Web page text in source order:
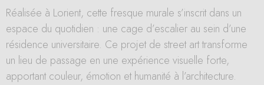
Réalisée à Lorient, cette fresque murale s’inscrit dans un
espace du quotidien : une cage d’escalier au sein d’une
résidence universitaire. Ce projet de street art transforme
un lieu de passage en une expérience visuelle forte,
apportant couleur, émotion et humanité à l’architecture.